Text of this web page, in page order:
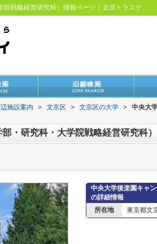
中央大学後楽園キャンパス（理工学部・研究科・大学院戦略経営研究科）情報ページ｜文京トラスティ【仲介手数料最大無料】
施設案内 > 文京区 > 文京区の大学 >
中央大
・研究科・大学院戦略経営研究科）
中央大学後楽園キャ
の詳細情報
所在地
東京都文